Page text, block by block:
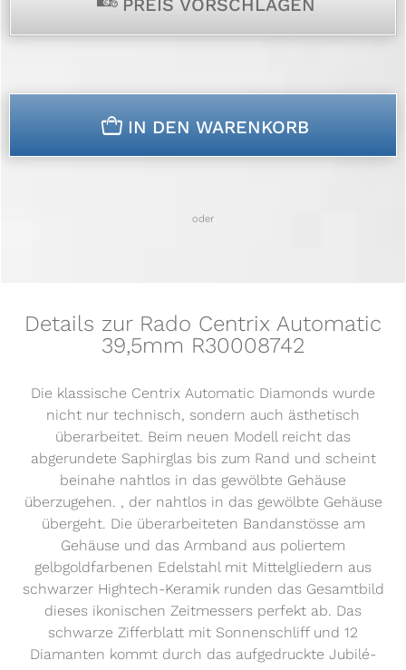
PREIS VORSCHLAGEN
n IN DEN WARENKORB
oder
Details zur Rado Centrix Automatic
39,5mm R30008742
Die klassische Centrix Automatic Diamonds wurde
nicht nur technisch, sondern auch ästhetisch
überarbeitet. Beim neuen Modell reicht das
abgerundete Saphirglas bis zum Rand und scheint
beinahe nahtlos in das gewölbte Gehäuse
überzugehen. , der nahtlos in das gewölbte Gehäuse
übergeht. Die überarbeiteten Bandanstösse am
Gehäuse und das Armband aus poliertem
gelbgoldfarbenen Edelstahl mit Mittelgliedern aus
schwarzer Hightech-Keramik runden das Gesamtbild
dieses ikonischen Zeitmessers perfekt ab. Das
schwarze Zifferblatt mit Sonnenschliff und 12
Diamanten kommt durch das aufgedruckte Jubilé-